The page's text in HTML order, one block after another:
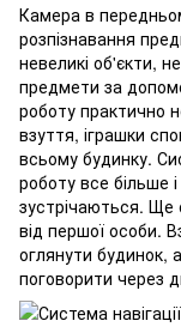
Камера в
розпізнавання
невеликі об'єкти,
предмети за
роботу практично
взуття, іграшки
всьому будинку.
роботу все більше
зустрічаються. Ще
від першої особи.
оглянути будинок,
поговорити через